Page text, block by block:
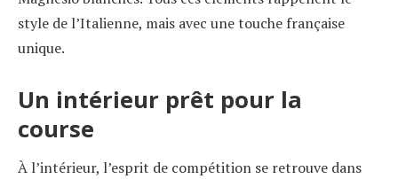
style de l’Italienne, mais avec une touche française
unique.
Un intérieur prêt pour la
course
À l’intérieur, l’esprit de compétition se retrouve dans